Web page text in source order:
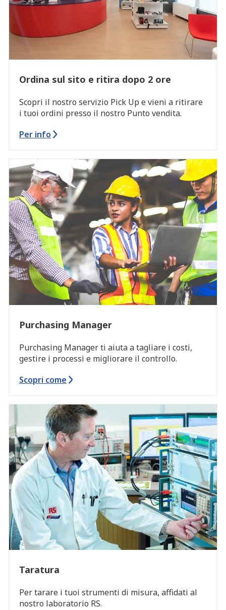
Ordina sul sito e ritira dopo 2 ore
Scopri il nostro servizio Pick Up e vieni a ritirare
i tuoi ordini presso il nostro Punto vendita.
Per info
Purchasing Manager
Purchasing Manager ti aiuta a tagliare i costi,
gestire i processi e migliorare il controllo.
Scopri come
Taratura
Per tarare i tuoi strumenti di misura, affidati al
nostro laboratorio RS.